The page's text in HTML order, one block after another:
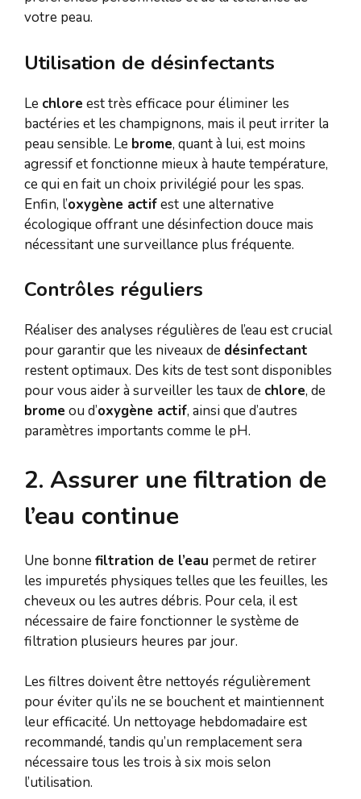
votre peau.
Utilisation de désinfectants
Le chlore est très efficace pour éliminer les
bactéries et les champignons, mais il peut irriter la
peau sensible. Le brome, quant à lui, est moins
agressif et fonctionne mieux à haute température,
ce qui en fait un choix privilégié pour les spas.
Enfin, l’oxygène actifest une alternative
écologique offrant une désinfection douce mais
nécessitant une surveillance plus fréquente.
Contrôles réguliers
Réaliser des analyses régulières de l’eau est crucial
pour garantir que les niveaux de désinfectant
restent optimaux. Des kits de test sont disponibles
pour vous aider à surveiller les taux de chlore, de
brome ou d’oxygène actif, ainsi que d’autres
paramètres importants comme le pH.
2. Assurer une filtration de
l’eau continue
Une bonnefiltration de l’eau permet de retirer
les impuretés physiques telles que les feuilles, les
cheveux ou les autres débris. Pour cela, il est
nécessaire de faire fonctionner le système de
filtration plusieurs heures par jour.
Les filtres doivent être nettoyés régulièrement
pour éviter qu’ils ne se bouchent et maintiennent
leur efficacité. Un nettoyage hebdomadaire est
recommandé, tandis qu’un remplacement sera
nécessaire tous les trois à six mois selon
l’utilisation.